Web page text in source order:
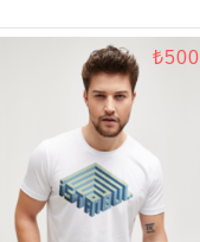
₺500